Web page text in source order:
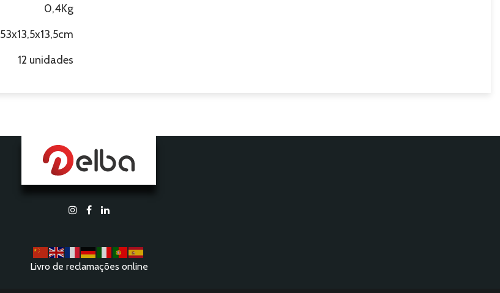
0,4Kg
53x13,5x13,5cm
12 unidades
Livro de reclamações online